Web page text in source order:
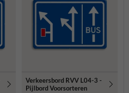
Verkeersbord RVV L04-3 -
Pijlbord Voorsorteren